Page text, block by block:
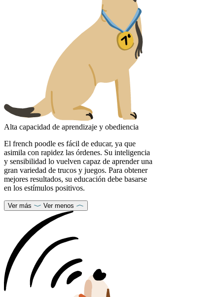
Alta capacidad de aprendizaje y obediencia
El french poodle es fácil de educar, ya que
asimila con rapidez las órdenes. Su inteligencia
y sensibilidad lo vuelven capaz de aprender una
gran variedad de trucos y juegos. Para obtener
mejores resultados, su educación debe basarse
en los estímulos positivos.
Ver más Ver menos